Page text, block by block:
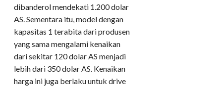
dibanderol mendekati 1.200 dolar
AS. Sementara itu, model dengan
kapasitas 1 terabita dari produsen
yang sama mengalami kenaikan
dari sekitar 120 dolar AS menjadi
lebih dari 350 dolar AS. Kenaikan
harga ini juga berlaku untuk drive